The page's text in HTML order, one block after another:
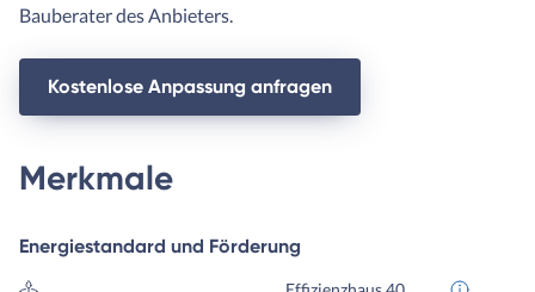
Bauberater des Anbieters.
Kostenlose Anpassung anfragen
Merkmale
Energiestandard und Förderung